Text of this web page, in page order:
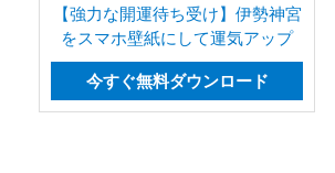
【強力な開運待ち受け】伊勢神宮
をスマホ壁紙にして運気アップ
今すぐ無料ダウンロード